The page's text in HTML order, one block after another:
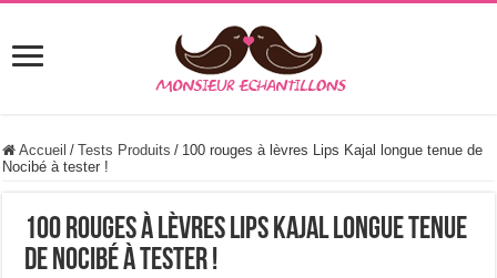
Accueil / Tests Produits / 100 rouges à lèvres Lips Kajal longue tenue de
Nocibé à tester !
100 rouges à lèvres Lips Kajal longue tenue
de Nocibé à tester !